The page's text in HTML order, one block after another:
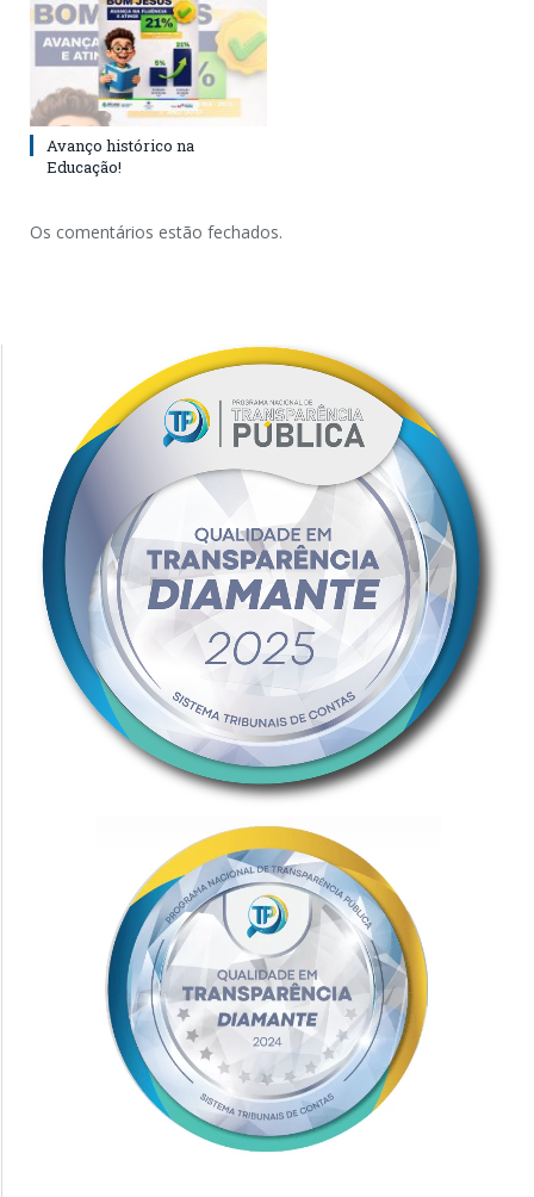
Avanço histórico na
Educação!
Os comentários estão fechados.